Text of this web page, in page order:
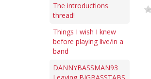
The introductions
thread!
Things I wish I knew
before playing live/in a
band
DANNYBASSMAN93